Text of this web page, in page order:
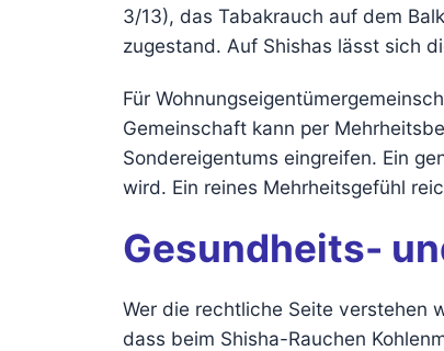
3/13), das Tabakrauch auf dem
zugestand. Auf Shishas lässt sich
Für
Gemeinschaft kann per
Sondereigentums eingreifen. Ein
wird. Ein reines Mehrheitsgefühl
Gesundheits-
Wer die rechtliche Seite verstehen
dass beim Shisha-Rauchen